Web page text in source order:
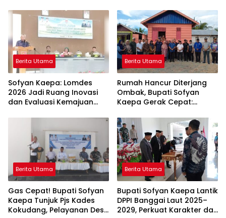
Kompak Ambil Rapor Anak
Berita Utama
Sofyan Kaepa: Lomdes
2026 Jadi Ruang Inovasi
dan Evaluasi Kemajuan
Berita Utama
Rumah Hancur Diterjang
Ombak, Bupati Sofyan
Kaepa Gerak Cepat:
Diserahkan!
Berita Utama
Gas Cepat! Bupati Sofyan
Kaepa Tunjuk Pjs Kades
Kokudang, Pelayanan Desa
Berita Utama
Bupati Sofyan Kaepa Lantik
DPPI Banggai Laut 2025–
2029, Perkuat Karakter dan